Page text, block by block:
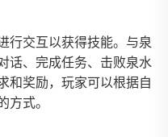
行交互以获得技能。与泉
话、完成任务、击败泉水
和奖励，玩家可以根据自
式。